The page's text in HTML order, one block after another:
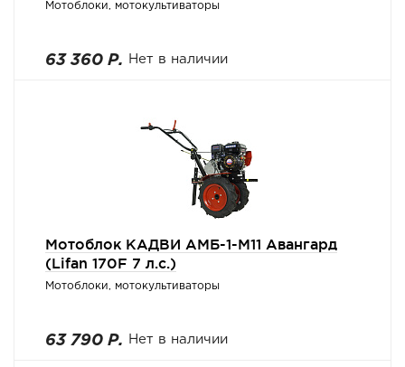
Мотоблоки, мотокультиваторы
63 360 Р. Нет в наличии
Мотоблок КАДВИ АМБ-1-М11 Авангард
(Lifan 170F 7 л.с.)
Мотоблоки, мотокультиваторы
63 790 Р. Нет в наличии